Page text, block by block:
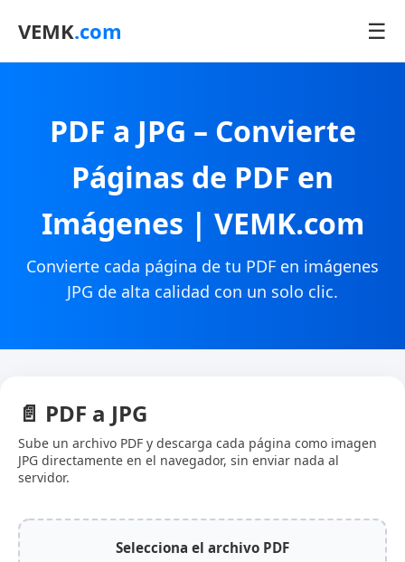
VEMK.com ☰
PDF a JPG – Convierte
Páginas de PDF en
Imágenes | VEMK.com
Convierte cada página de tu PDF en imágenes
JPG de alta calidad con un solo clic.
📄 PDF a JPG
Sube un archivo PDF y descarga cada página como imagen
JPG directamente en el navegador, sin enviar nada al
servidor.
Selecciona el archivo PDF